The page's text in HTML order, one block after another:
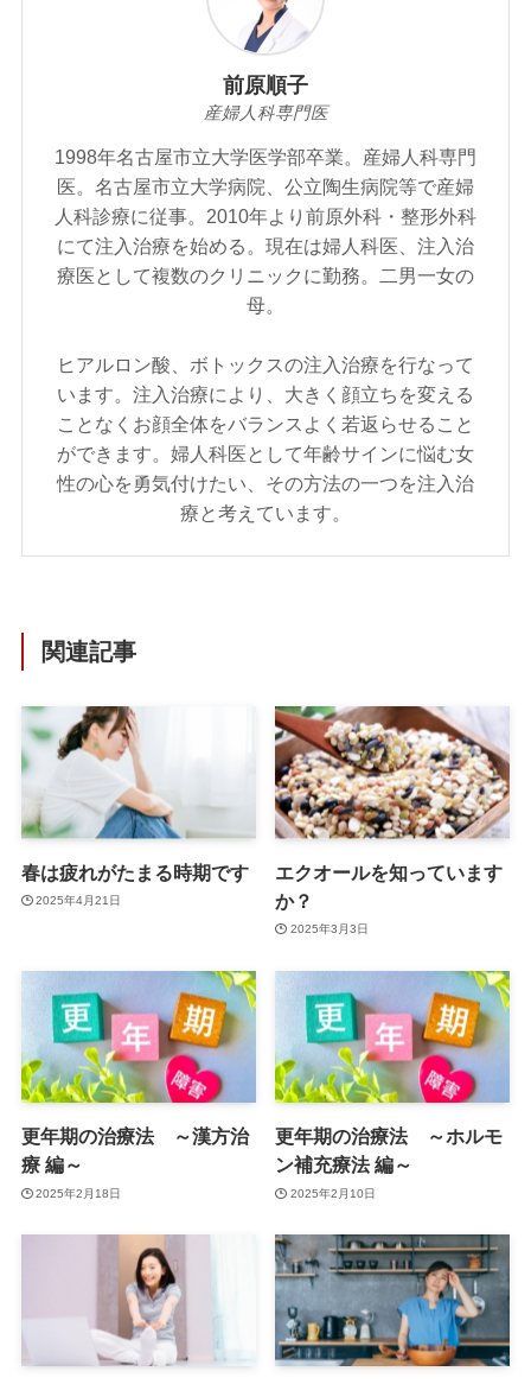
前原順子
産婦人科専門医
1998年名古屋市立大学医学部卒業。産婦人科専門
医。名古屋市立大学病院、公立陶生病院等で産婦
人科診療に従事。2010年より前原外科・整形外科
にて注入治療を始める。現在は婦人科医、注入治
療医として複数のクリニックに勤務。二男一女の
母。
ヒアルロン酸、ボトックスの注入治療を行なって
います。注入治療により、大きく顔立ちを変える
ことなくお顔全体をバランスよく若返らせること
ができます。婦人科医として年齢サインに悩む女
性の心を勇気付けたい、その方法の一つを注入治
療と考えています。
関連記事
春は疲れがたまる時期です
2025年4月21日
エクオールを知っています
か？
2025年3月3日
更年期の治療法 ～漢方治
療 編～
2025年2月18日
更年期の治療法 ～ホルモ
ン補充療法 編～
2025年2月10日